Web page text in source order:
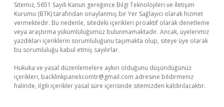
Sitemiz, 5651 Sayılı Kanun gereğince Bilgi Teknolojileri ve İletişim
Kurumu (BTK) tarafından onaylanmış bir Yer Sağlayıcı olarak hizmet
vermektedir. Bu nedenle, sitedeki içerikleri proaktif olarak denetleme
veya araştırma yükümlülüğümüz bulunmamaktadır. Ancak, üyelerimiz
yazdıkları içeriklerin sorumluluğunu taşımakta olup, siteye üye olarak
bu sorumluluğu kabul etmiş sayılırlar.
Hukuka ve yasal düzenlemelere aykırı olduğunu düşündüğünüz
içerikleri, backlinkpanelicomtr@gmail.com adresine bildirmeniz
halinde, ilgili içerikler yasal süre içerisinde sitemizden kaldırılacaktır.